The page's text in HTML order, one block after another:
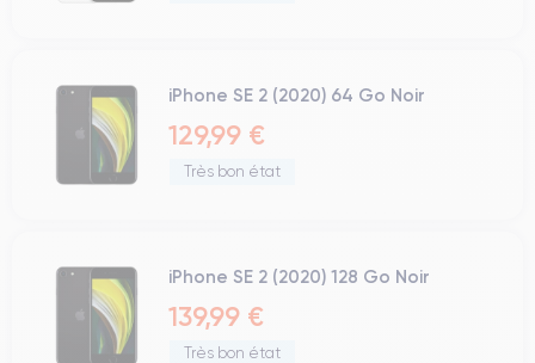
iPhone SE 2 (2020) 64 Go Noir
129,99 €
Très bon état
iPhone SE 2 (2020) 128 Go Noir
139,99 €
Très bon état